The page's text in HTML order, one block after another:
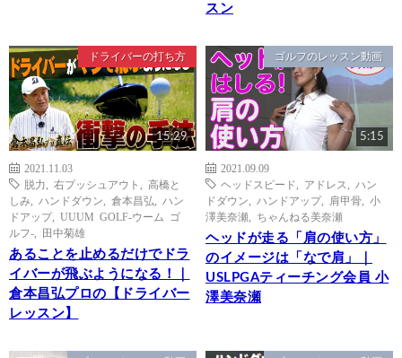
スン
ドライバーの打ち方
15:29
2021.11.03
脱力
右プッシュアウト
高橋と
しみ
ハンドダウン 倉本昌弘
ハン
ドアップ, UUUM GOLF-ウーム ゴ
ルフ-
田中菊雄
あることを止めるだけでドラ
イバーが飛ぶようになる！｜
倉本昌弘プロの【ドライバー
レッスン】
ゴルフのレッスン動画
5:15
2021.09.09
ヘッドスピード
アドレス
ハン
ドダウン
ハンドアップ, 肩甲骨
小
澤美奈瀬
ちゃんねる美奈瀬
ヘッドが走る「肩の使い方」
のイメージは「なで肩」｜
USLPGAティーチング会員 小
澤美奈瀬